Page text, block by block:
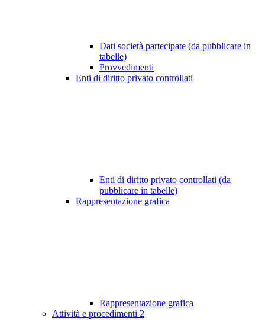
Dati società partecipate (da pubblicare in
tabelle)
Provvedimenti
Enti di diritto privato controllati
Enti di diritto privato controllati (da
pubblicare in tabelle)
Rappresentazione grafica
Rappresentazione grafica
Attività e procedimenti 2